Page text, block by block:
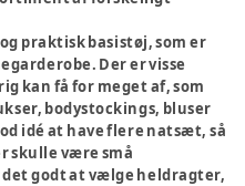
praktisk basistøj, som er
Der er visse
kan få for meget af, som
bodystockings, bluser
idé at have flere natsæt, så
skulle være små
det godt at vælge heldragter,